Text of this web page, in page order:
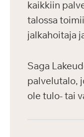
kaikkiin
talossa
jalkahoitaja
Saga
palvelutalo,
ole tulo- tai